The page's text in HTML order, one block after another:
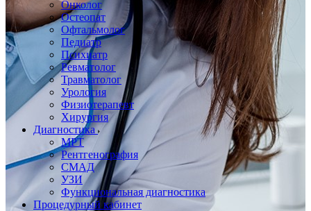
Онколог
Остеопат
Офтальмолог
Педиатр
Психиатр
Ревматолог
Травматолог
Урология
Физиотерапевт
Хирургия
Диагностика
МРТ
Рентгенография
СМАД
УЗИ
Функциональная диагностика
Процедурный кабинет